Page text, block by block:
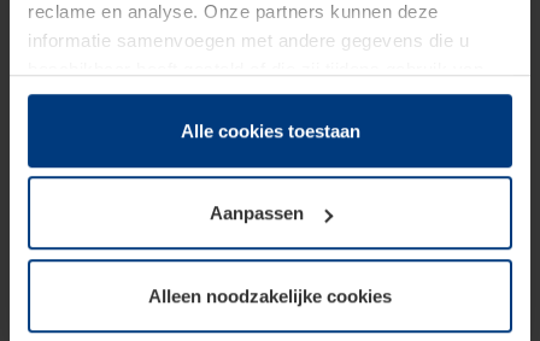
reclame en analyse. Onze partners kunnen deze
informatie samenvoegen met andere gegevens die u
hun diensten hebben verzameld.
Juridisch hebben wij het recht om cookies op uw
van deze pagina's absoluut vereist is. Voor alle andere
soorten cookies is uw toestemming benodigd. Uw
toestemming kunt u op elk moment bij de uitleg van de
wijzigen of herroepen.
Alle cookies toestaan
Aanpassen
Alleen noodzakelijke cookies